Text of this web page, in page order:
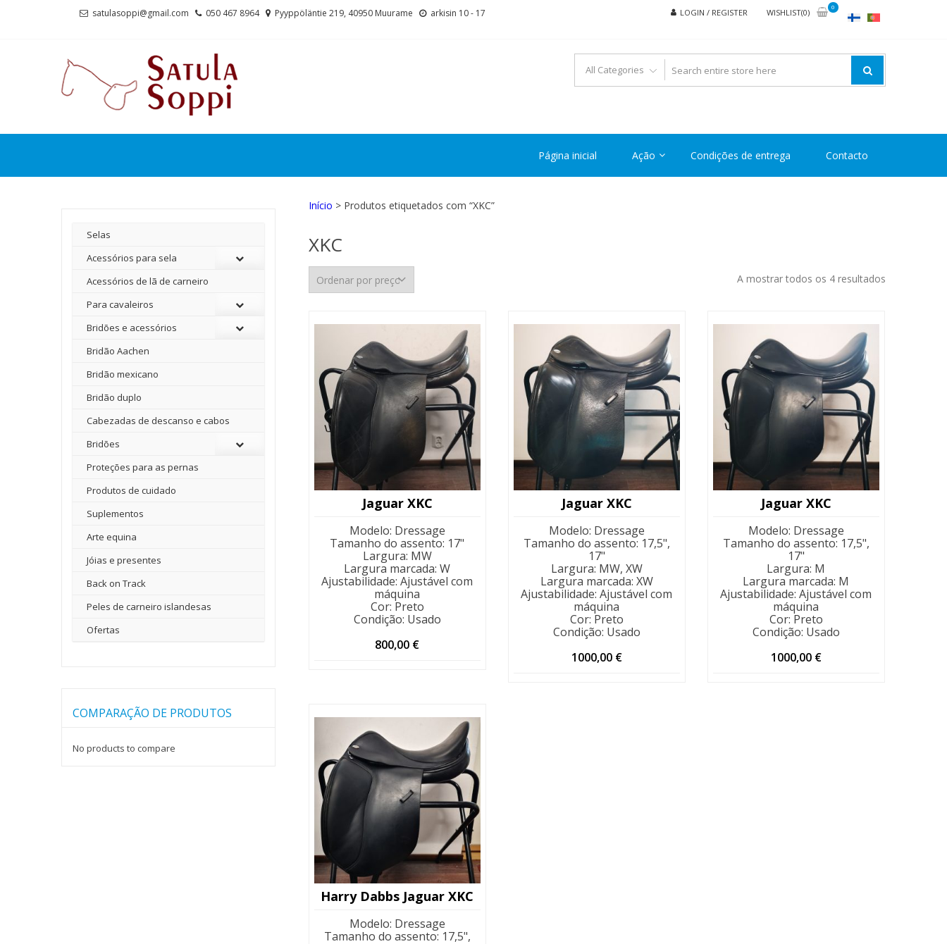
satulasoppi@gmail.com 050 467 8964 Pyyppöläntie 219, 40950 Muurame arkisin 10 - 17 LOGIN / REGISTER WISHLIST(0)
0
Página inicial Ação Condições de entrega Contacto
Início > Produtos etiquetados com “XKC”
XKC
A mostrar todos os 4 resultados
Jaguar XKC
Modelo: Dressage
Tamanho do assento: 17"
Largura: MW
Largura marcada:W
Ajustabilidade:Ajustável com
máquina
Cor: Preto
Condição: Usado
800,00 €
Jaguar XKC
Modelo: Dressage
Tamanho do assento: 17,5",
17"
Largura: MW, XW
Largura marcada: XW
Ajustabilidade:Ajustável com
máquina
Cor: Preto
Condição: Usado
1000,00 €
Jaguar XKC
Modelo: Dressage
Tamanho do assento: 17,5",
17"
Largura: M
Largura marcada: M
Ajustabilidade:Ajustável com
máquina
Cor: Preto
Condição: Usado
1000,00 €
Harry Dabbs Jaguar XKC
Modelo: Dressage
Tamanho do assento: 17,5",
Selas
Acessórios para sela
Acessórios de lã de carneiro
Para cavaleiros
Bridões e acessórios
Bridão Aachen
Bridão mexicano
Bridão duplo
Cabezadas de descanso e cabos
Bridões
Proteções para as pernas
Produtos de cuidado
Suplementos
Arte equina
Jóias e presentes
Back on Track
Peles de carneiro islandesas
Ofertas
COMPARAÇÃO DE PRODUTOS
No products to compare